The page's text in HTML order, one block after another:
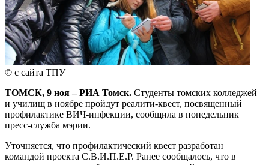
© с сайта ТПУ
ТОМСК, 9 ноя – РИА Томск. Студенты томских колледжей
и училищ в ноябре пройдут реалити-квест, посвященный
профилактике ВИЧ-инфекции, сообщила в понедельник
пресс-служба мэрии.
Уточняется, что профилактический квест разработан
командой проекта С.В.И.П.Е.Р. Ранее сообщалось, что в